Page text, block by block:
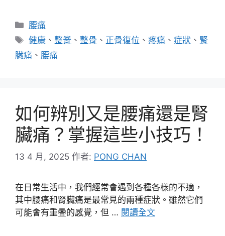
分
類
腰痛
標
籤
健康 、整脊 、整骨 、 正骨復位 、疼痛 、症狀 、 腎
臟痛 、 腰痛
如何辨別又是腰痛還是腎
臟痛？掌握這些小技巧！
13 4 月, 2025 作者: PONG CHAN
在日常生活中，我們經常會遇到各種各樣的不適，
其中腰痛和腎臟痛是最常見的兩種症狀。雖然它們
可能會有重疊的感覺，但 … 閱讀全文